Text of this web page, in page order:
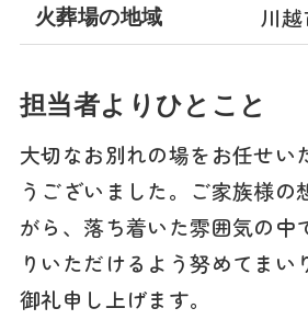
火葬場の地域 川
担当者よりひとこと
大切なお別れの場をお任せい
うございました。ご家族様の
がら、落ち着いた雰囲気の中
りいただけるよう努めてまい
御礼申し上げます。